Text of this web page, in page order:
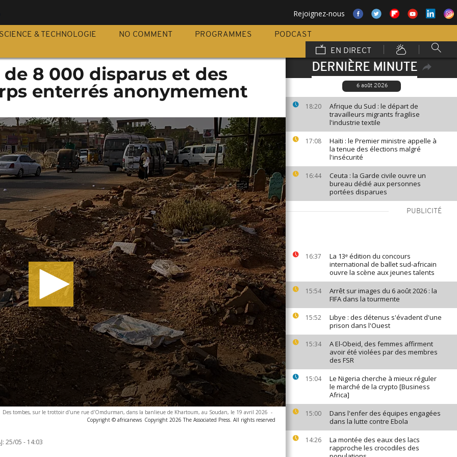
Rejoignez-nous
SCIENCE & TECHNOLOGIE NO COMMENT PROGRAMMES
PODCAST
EN DIRECT
DERNIÈRE MINUTE
6 août 2026
18:20
Afrique du Sud : le départ de
travailleurs migrants fragilise
l'industrie textile
17:08
Haïti : le Premier ministre appelle à
la tenue des élections malgré
l'insécurité
16:44
Ceuta : la Garde civile ouvre un
bureau dédié aux personnes
portées disparues
PUBLICITÉ
16:37
La 13ᵉ édition du concours
international de ballet sud-africain
ouvre la scène aux jeunes talents
15:54
Arrêt sur images du 6 août 2026 : la
FIFA dans la tourmente
15:52
Libye : des détenus s'évadent d'une
prison dans l'Ouest
15:34
A El-Obeid, des femmes affirment
avoir été violées par des membres
des FSR
15:04
Le Nigeria cherche à mieux réguler
le marché de la crypto [Business
Africa]
15:00
Dans l'enfer des équipes engagées
dans la lutte contre Ebola
14:26
La montée des eaux des lacs
rapproche les crocodiles des
8 000 disparus et des
enterrés anonymement
Des tombes, sur le trottoir d'une rue d'Omdurman, dans la banlieue de Khartoum, au Soudan, le 19 avril 2026 -
Copyright © africanews Copyright 2026 The Associated Press. All rights reserved
25/05 - 14:03